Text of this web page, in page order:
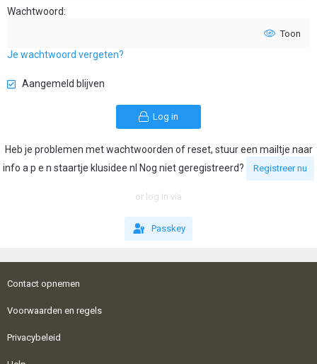
Wachtwoord
Toon
Je wachtwoord vergeten?
Aangemeld blijven
Log in
Heb je problemen met wachtwoorden of reset, stuur een mailtje naar
info a p e n staartje klusidee nl Nog niet geregistreerd?
Registreer nu
or log in via
Passkey
Contact opnemen
Voorwaarden en regels
Privacybeleid